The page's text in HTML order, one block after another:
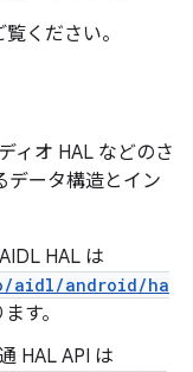
覧ください。
ィオ HAL などのさ
データ構造とイン
HAL は
aidl/android/ha
す。
HAL API は